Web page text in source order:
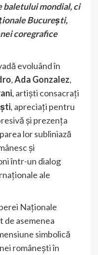
baletului mondial, ci
București,
coregrafice
evoluând în
,Ada Gonzalez,
, artiști consacrați
, apreciați pentru
și prezența
lor subliniază
și
într-un dialog
ale
Naționale
asemenea
simbolică
românești în